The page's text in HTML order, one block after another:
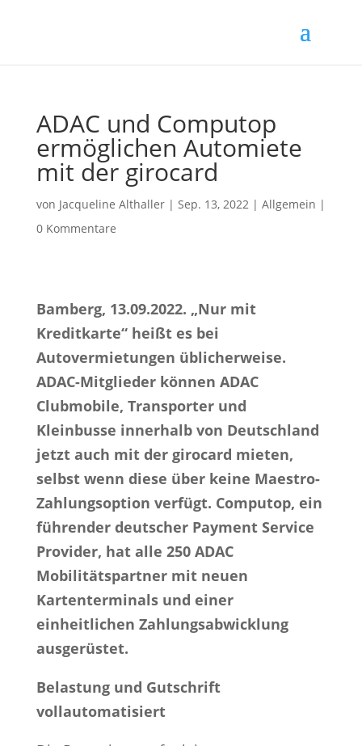
ADAC und Computop
ermöglichen Automiete
mit der girocard
von Jacqueline Althaller| Sep. 13, 2022| Allgemein |
0 Kommentare
Bamberg, 13.09.2022. „Nur mit
Kreditkarte“ heißt es bei
Autovermietungen üblicherweise.
ADAC-Mitglieder können ADAC
Clubmobile, Transporter und
Kleinbusse innerhalb von Deutschland
jetzt auch mit der girocard mieten,
selbst wenn diese über keine Maestro-
Zahlungsoption verfügt. Computop, ein
führender deutscher Payment Service
Provider, hat alle 250 ADAC
Mobilitätspartner mit neuen
Kartenterminals und einer
einheitlichen Zahlungsabwicklung
ausgerüstet.
Belastung und Gutschrift
vollautomatisiert